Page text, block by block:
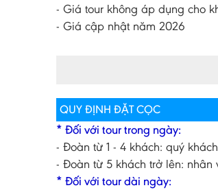
- Giá tour không áp dụng cho
- Giá cập nhật năm 2026
QUY ĐỊNH ĐẶT CỌC
* Đối với tour trong ngày:
- Đoàn từ 1 - 4 khách: quý
- Đoàn từ 5 khách trở lên:
* Đối với tour dài ngày: